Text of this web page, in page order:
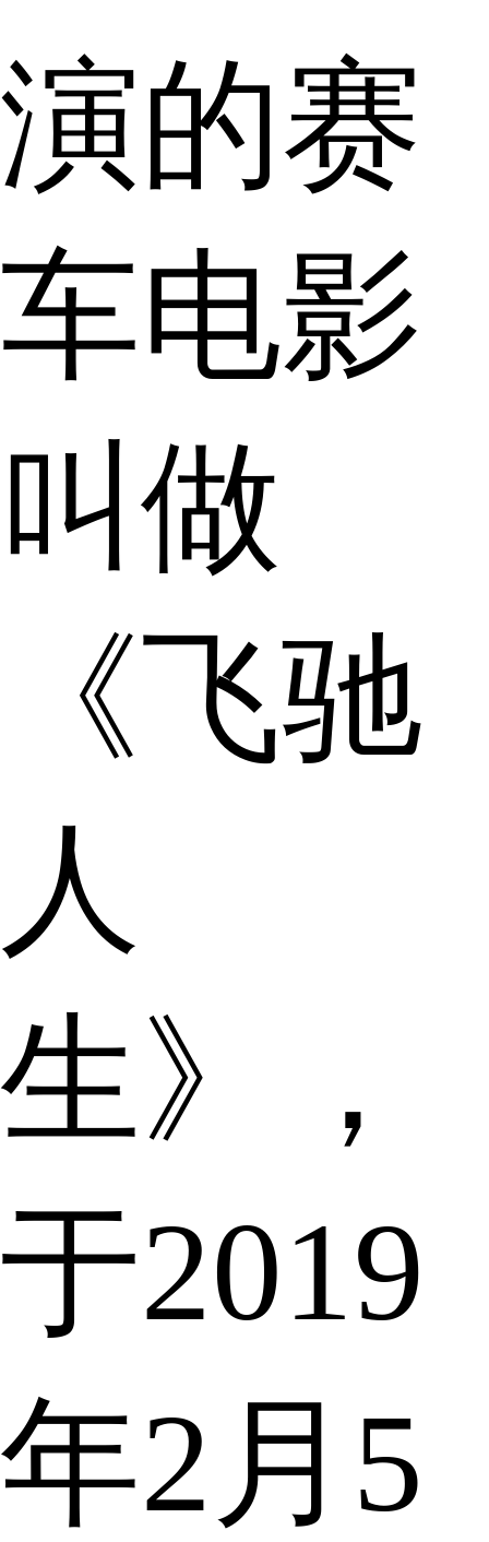
演的赛
车电影
叫做
《飞驰
人
生》，
于2019
年2月5